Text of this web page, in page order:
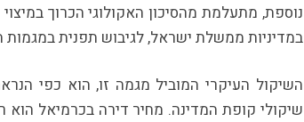
נוספת, מתעלמת מהסיכון האקולוגי הכרוך
במדיניות ממשלת ישראל, לגיבוש תפנית
השיקול העיקרי המוביל מגמה זו, הוא כפי
שיקולי קופת המדינה. מחיר דירה בכרמיאל